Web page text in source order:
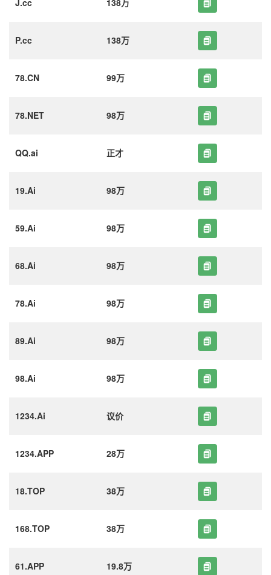
P.cc 138万
78.CN 99万
78.NET 98万
QQ.ai 正才
19.Ai 98万
59.Ai 98万
68.Ai 98万
78.Ai 98万
89.Ai 98万
98.Ai 98万
1234.Ai 议价
1234.APP 28万
18.TOP 38万
168.TOP 38万
61.APP 19.8万